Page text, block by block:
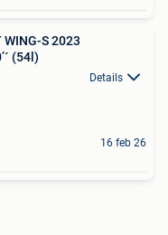
WING-S 2023
(54l)
Details
16 feb 26